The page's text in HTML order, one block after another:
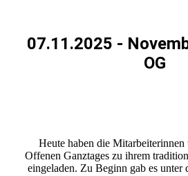
07.11.2025 -
OG
Heute haben die
Offenen Ganztages zu ihrem
eingeladen. Zu Beginn gab es unter